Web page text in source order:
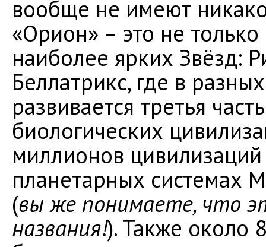
вообще не имеют
«Орион» – это не
наиболее ярких Звёзд:
Беллатрикс, где в
развивается третья
биологических
миллионов цивилизаций
планетарных системах
(вы же понимаете, что
названия!). Также около